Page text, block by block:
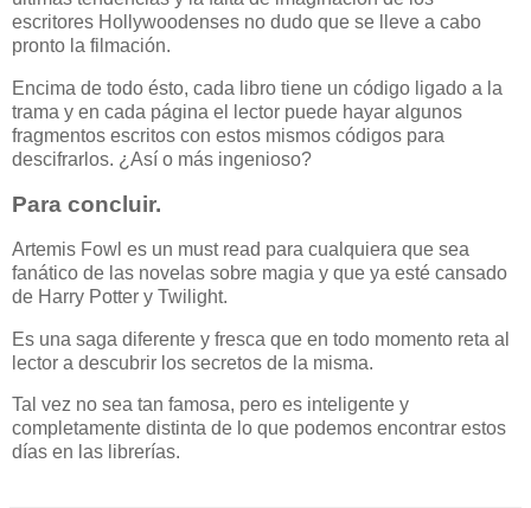
escritores Hollywoodenses no dudo que se lleve a cabo
pronto la filmación.
Encima de todo ésto, cada libro tiene un código ligado a la
trama y en cada página el lector puede hayar algunos
fragmentos escritos con estos mismos códigos para
descifrarlos. ¿Así o más ingenioso?
Para concluir.
Artemis Fowl es un must read para cualquiera que sea
fanático de las novelas sobre magia y que ya esté cansado
de Harry Potter y Twilight.
Es una saga diferente y fresca que en todo momento reta al
lector a descubrir los secretos de la misma.
Tal vez no sea tan famosa, pero es inteligente y
completamente distinta de lo que podemos encontrar estos
días en las librerías.